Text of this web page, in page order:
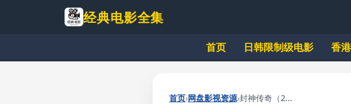
内
经典电影全集
首页 日韩限制级电影 香
首页›网盘影视资源›封神传奇（2...